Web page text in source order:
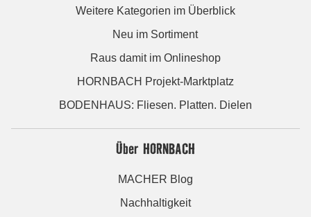
Weitere Kategorien im Überblick
Neu im Sortiment
Raus damit im Onlineshop
HORNBACH Projekt-Marktplatz
BODENHAUS: Fliesen. Platten. Dielen
Über HORNBACH
MACHER Blog
Nachhaltigkeit